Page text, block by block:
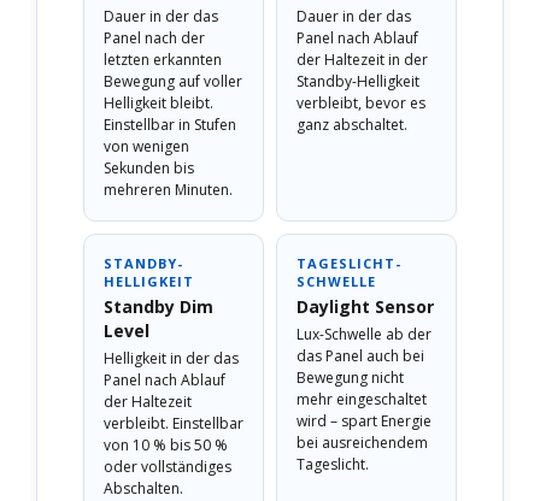
Dauer in der das
Panel nach der
letzten erkannten
Bewegung auf voller
Helligkeit bleibt.
Einstellbar in Stufen
von wenigen
Sekunden bis
mehreren Minuten.
Dauer in der das
Panel nach Ablauf
der Haltezeit in der
Standby-Helligkeit
verbleibt, bevor es
ganz abschaltet.
STANDBY-
HELLIGKEIT
Standby Dim
Level
Helligkeit in der das
Panel nach Ablauf
der Haltezeit
verbleibt. Einstellbar
von 10 % bis 50 %
oder vollständiges
Abschalten.
TAGESLICHT-
SCHWELLE
Daylight Sensor
Lux-Schwelle ab der
das Panel auch bei
Bewegung nicht
mehr eingeschaltet
wird – spart Energie
bei ausreichendem
Tageslicht.